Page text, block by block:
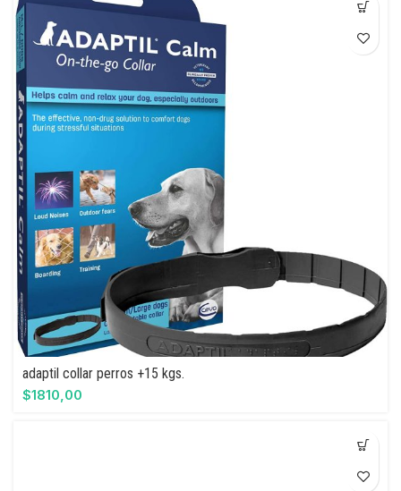
adaptil collar perros +15 kgs.
$1810,00